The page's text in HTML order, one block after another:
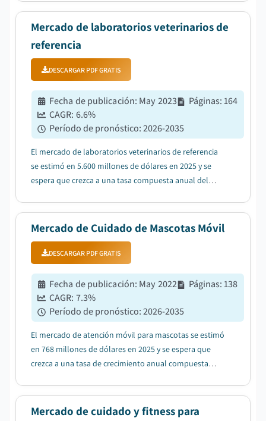
Mercado de laboratorios veterinarios de
referencia
DESCARGAR PDF GRATIS
Fecha de publicación: May 2023 Páginas:164
CAGR: 6.6%
Período de pronóstico:2026-2035
El mercado de laboratorios veterinarios de referencia
se estimó en 5.600 millones de dólares en 2025 y se
espera que crezca a una tasa compuesta anual del
Mercado de Cuidado de Mascotas Móvil
DESCARGAR PDF GRATIS
Fecha de publicación: May 2022 Páginas:138
CAGR: 7.3%
Período de pronóstico:2026-2035
El mercado de atención móvil para mascotas se estimó
en 768 millones de dólares en 2025 y se espera que
crezca a una tasa de crecimiento anual compuesta
mascotas....
Mercado de cuidado y fitness para